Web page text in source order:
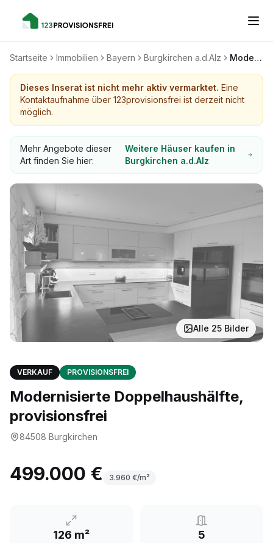
Startseite Immobilien Bayern Burgkirchen a.d.Alz Modernisierte Doppelhaushälfte, provisionsfrei
Dieses Inserat ist nicht mehr aktiv vermarktet. Eine
Kontaktaufnahme über 123provisionsfrei ist derzeit nicht
möglich.
Mehr Angebote dieser
Art finden Sie hier:
Weitere Häuser kaufen in
Burgkirchen a.d.Alz
Alle 25 Bilder
VERKAUF PROVISIONSFREI
Modernisierte Doppelhaushälfte,
provisionsfrei
84508 Burgkirchen
499.000 € 3.960 €/m²
126 m² 5